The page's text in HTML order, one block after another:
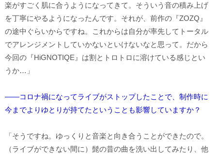
楽がすごく肌に合うようになってきて。そういう音の積み上げ
を丁寧にやるようになったんです。それが、前作の『ZOZQ』
の途中ぐらいからですね。これからは自分が率先してトータル
でアレンジメントしていかないといけないなと思って。だから
今回の『HiGNOTIQE』は割とトロトロに溶けている感じとい
うか…」
――コロナ禍になってライブがストップしたことで、制作時に
今までよりゆとりが持てたということも影響していますか？
「そうですね。ゆっくりと音楽と向き合うことができたので。
（ライブができない間に）髭の昔の曲を洗い出してみたり、他